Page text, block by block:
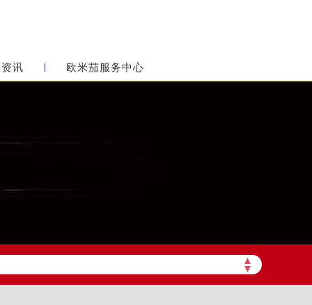
讯 欧米茄服务中心
▲
▼